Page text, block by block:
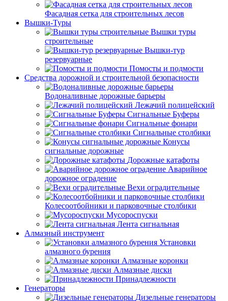
Фасадная сетка для строительных лесов
Вышки-Туры
Вышки туры
строительные
Вышки-тур
резервуарные
Помосты и подмости
Средства дорожной и строительной безопасности
Водоналивные дорожные барьеры
Лежачий полицейский
Сигнальные Буферы
Сигнальные фонари
Сигнальные столбики
Конусы
сигнальные дорожные
Дорожные катафоты
Аварийное
дорожное оградение
Вехи оградительные
Колесоотбойники и парковочные столбики
Мусороспуски
Лента сигнальная
Алмазный инструмент
Установки
алмазного бурения
Алмазные коронки
Алмазные диски
Принадлежности
Генераторы
Дизельные генераторы